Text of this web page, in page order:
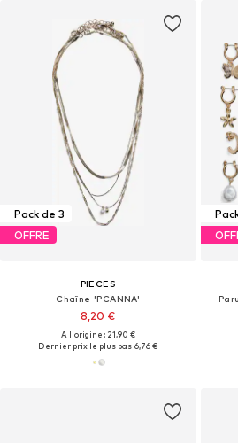
Pack de 3
OFFRE
PIECES
Chaîne 'PCANNA'
8,20 €
À l'origine : 21,90 €
Dernier prix le plus bas :6,76 €